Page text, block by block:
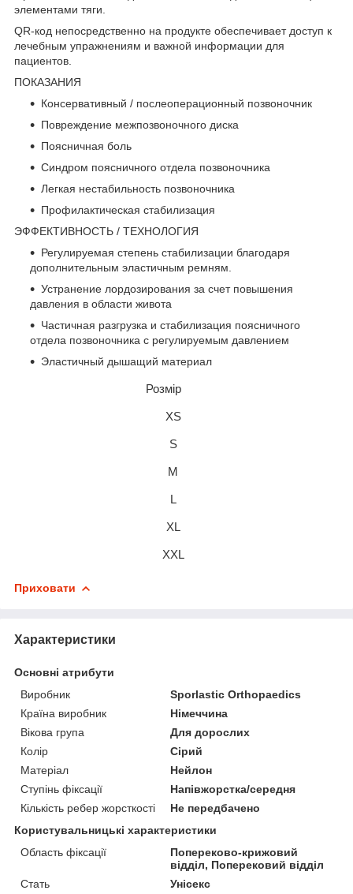
элементами тяги.
QR-код непосредственно на продукте обеспечивает доступ к
лечебным упражнениям и важной информации для
пациентов.
ПОКАЗАНИЯ
Консервативный / послеоперационный позвоночник
Повреждение межпозвоночного диска
Поясничная боль
Синдром поясничного отдела позвоночника
Легкая нестабильность позвоночника
Профилактическая стабилизация
ЭФФЕКТИВНОСТЬ / ТЕХНОЛОГИЯ
Регулируемая степень стабилизации благодаря
дополнительным эластичным ремням.
Устранение лордозирования за счет повышения
давления в области живота
Частичная разгрузка и стабилизация поясничного
отдела позвоночника с регулируемым давлением
Эластичный дышащий материал
Розмір
XS
S
M
L
XL
XXL
Приховати
Характеристики
Основні атрибути
Виробник
Sporlastic Orthopaedics
Країна виробник
Німеччина
Вікова група
Для дорослих
Колір
Сірий
Матеріал
Нейлон
Ступінь фіксації
Напівжорстка/середня
Кількість ребер жорсткості
Не передбачено
Користувальницькі характеристики
Область фіксації
Попереково-крижовий
відділ, Поперековий відділ
Стать
Унісекс